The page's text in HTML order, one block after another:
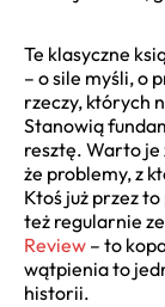
Te klasyczne
– o sile myśli, o
rzeczy, których
Stanowią
resztę. Warto je
że problemy, z
Ktoś już przez
też regularnie
Review – to
wątpienia to
historii.